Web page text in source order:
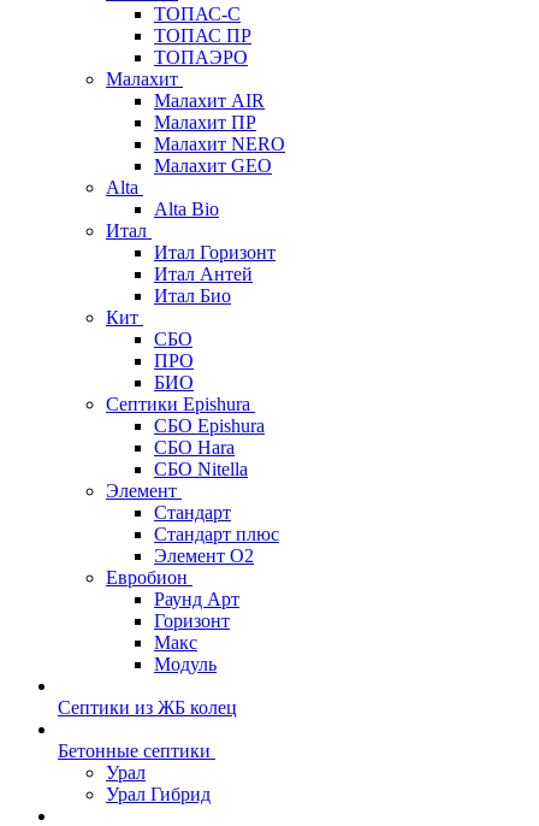
ТОПАС-С
ТОПАС ПР
ТОПАЭРО
Малахит
Малахит AIR
Малахит ПР
Малахит NERO
Малахит GEO
Alta
Alta Bio
Итал
Итал Горизонт
Итал Антей
Итал Био
Кит
СБО
ПРО
БИО
Септики Epishura
СБО Epishura
СБО Hara
СБО Nitella
Элемент
Стандарт
Стандарт плюс
Элемент О2
Евробион
Раунд Арт
Горизонт
Макс
Модуль
Септики из ЖБ колец
Бетонные септики
Урал
Урал Гибрид